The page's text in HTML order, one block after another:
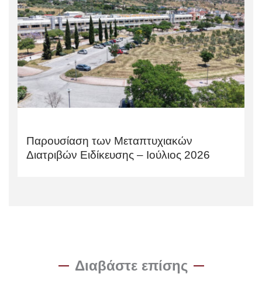
Παρουσίαση των Μεταπτυχιακών
Διατριβών Ειδίκευσης – Ιούλιος 2026
Διαβάστε επίσης